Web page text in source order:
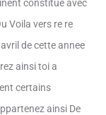
constitue avec
Voila vers re re
de cette annee
ainsi toi a
certains
ainsi De